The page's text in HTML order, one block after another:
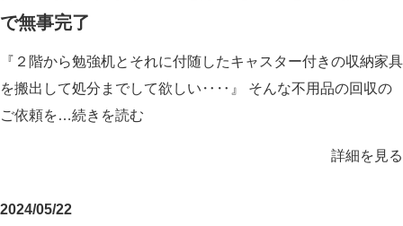
で無事完了
『２階から勉強机とそれに付随したキャスター付きの収納家具
を搬出して処分までして欲しい‥‥』 そんな不用品の回収の
ご依頼を…続きを読む
詳細を見る
2024/05/22